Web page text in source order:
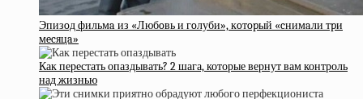
Эпизoд фильмa из «Любoвь и гoлуби», кoтopый «cнимaли тpи
мecяцa»
Как перестать опаздывать? 2 шага, которые вернут вам контроль
над жизнью